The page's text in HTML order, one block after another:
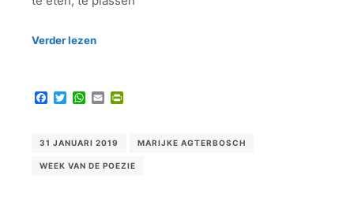
Verder lezen
Facebook
TwitterWhatsApp
Email
31 JANUARI 2019 MARIJKE AGTERBOSCH
WEEK VAN DE POEZIE